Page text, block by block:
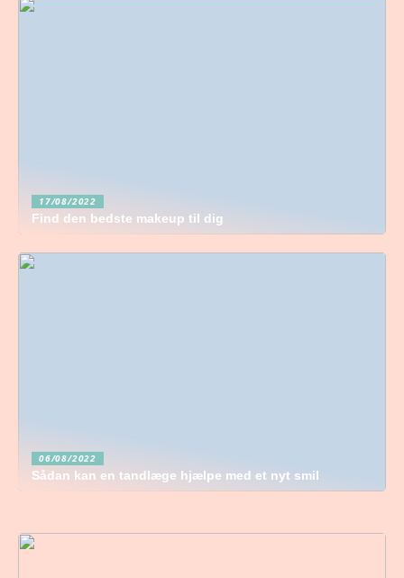
17/08/2022
Find den bedste makeup til dig
06/08/2022
Sådan kan en tandlæge hjælpe med et nyt smil